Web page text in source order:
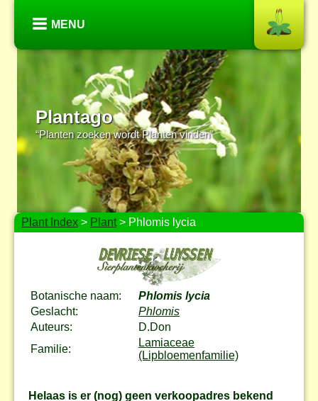
MENU
Plantago
“Planten zoeken wordt Planten vinden”
Plant Index > Plant> Phlomis lycia
Botanische naam:
Phlomis lycia
Geslacht:
Phlomis
Auteurs:
D.Don
Familie:
Lamiaceae
(Lipbloemenfamilie)
Helaas is er (nog) geen verkoopadres bekend